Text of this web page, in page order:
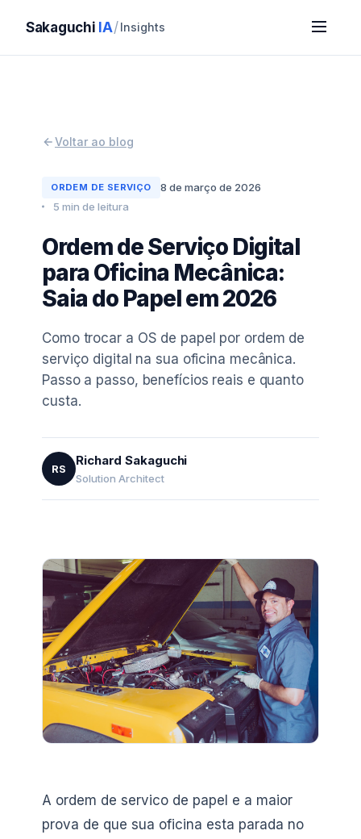
Sakaguchi IA/Insights
Voltar ao blog
ORDEM DE SERVIÇO
8 de março de 2026
5 min de leitura
Ordem de Serviço Digital
para Oficina Mecânica:
Saia do Papel em 2026
Como trocar a OS de papel por ordem de
serviço digital na sua oficina mecânica.
Passo a passo, benefícios reais e quanto
custa.
RS
Richard Sakaguchi
Solution Architect
A ordem de servico de papel e a maior
prova de que sua oficina esta parada no